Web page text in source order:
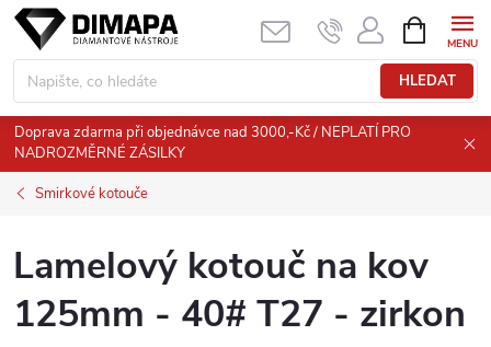
Přejít
obsah
HLEDAT
NÁKUPNÍ
KOŠÍK
Doprava zdarma při objednávce nad 3000,-Kč / NEPLATÍ PRO
NADROZMĚRNÉ ZÁSILKY
Smirkové kotouče
Lamelový kotouč na kov
125mm - 40# T27 - zirkon